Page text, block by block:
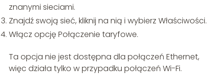
znanymi sieciami.
Znajdź swoją sieć, kliknij na nią i wybierz Właściwości.
Włącz opcję Połączenie taryfowe.
Ta opcja nie jest dostępna dla połączeń Ethernet,
więc działa tylko w przypadku połączeń Wi-Fi.